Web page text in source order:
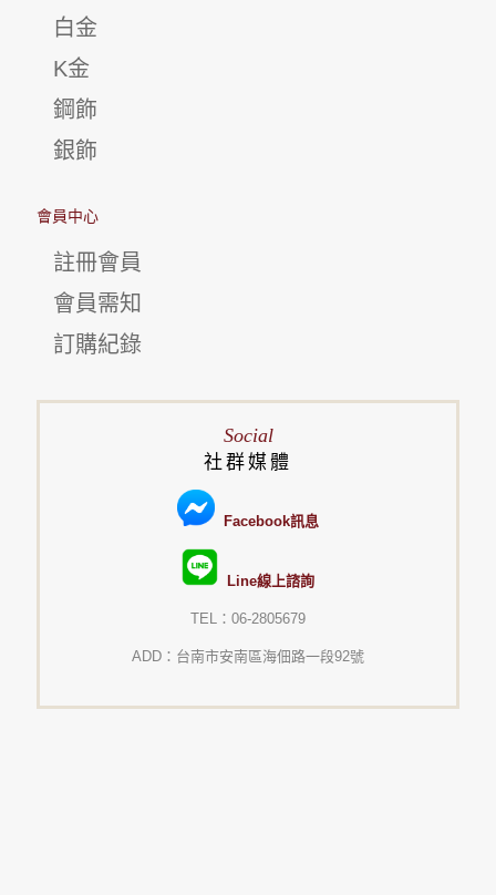
白金
K金
鋼飾
銀飾
會員中心
註冊會員
會員需知
訂購紀錄
Social
社群媒體
Facebook訊息
Line線上諮詢
TEL：06-2805679
ADD：台南市安南區海佃路一段92號